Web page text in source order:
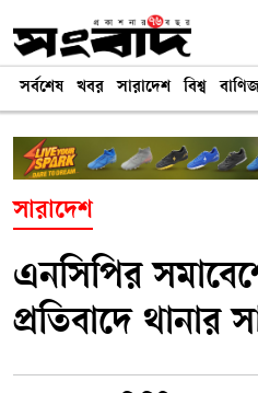
সর্বশেষ খবর সারাদেশ বিশ্ব
সারাদেশ
এনসিপির
প্রতিবাদে থানার